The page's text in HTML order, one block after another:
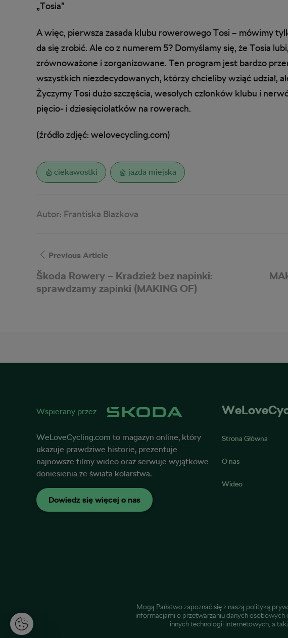
„Tosia”
A więc, pierwsza zasada klubu rowerowego Tosi – mówimy
da się zrobić. Ale co z numerem 5? Domyślamy się, że Tosia
zrównoważone i zorganizowane. Ten program jest bardzo
wszystkich niezdecydowanych, którzy chcieliby wziąć udział,
Życzymy Tosi dużo szczęścia, wesołych członków klubu i
pięcio- i dziesięciolatków na rowerach.
(źródło zdjęć: welovecycling.com)
ciekawostki jazda miejska
Autor: Frantiska Blazkova
Previous Article
Škoda Rowery – Kradzież bez napinki:
sprawdzamy zapinki (MAKING OF)
Wspierany przez
WeLoveCycling.com to magazyn online, który
ukazuje prawdziwe historie, prezentuje
najnowsze filmy wideo oraz serwuje wyjątkowe
doniesienia ze świata kolarstwa.
Dowiedz się więcej o nas
Strona Główna
O nas
Wideo
Mogą Państwo zapoznać się z naszą polityką
informacjami o przetwarzaniu danych osobowych
innych technologii internetowych, a
U